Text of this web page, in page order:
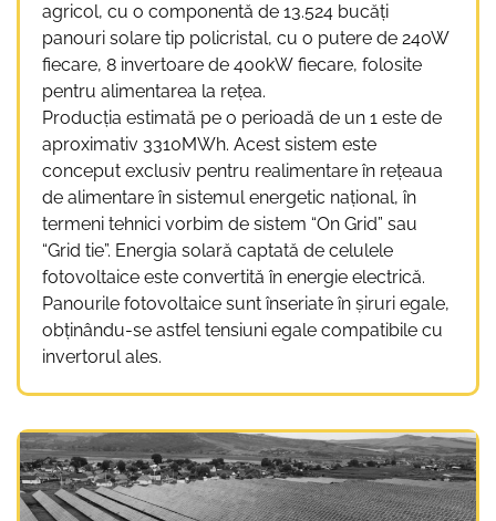
agricol, cu o componentă de 13.524 bucăți
panouri solare tip policristal, cu o putere de 240W
fiecare, 8 invertoare de 400kW fiecare, folosite
pentru alimentarea la rețea.
Producția estimată pe o perioadă de un 1 este de
aproximativ 3310MWh. Acest sistem este
conceput exclusiv pentru realimentare în rețeaua
de alimentare în sistemul energetic național, în
termeni tehnici vorbim de sistem “On Grid” sau
“Grid tie”. Energia solară captată de celulele
fotovoltaice este convertită în energie electrică.
Panourile fotovoltaice sunt înseriate în şiruri egale,
obţinându-se astfel tensiuni egale compatibile cu
invertorul ales.